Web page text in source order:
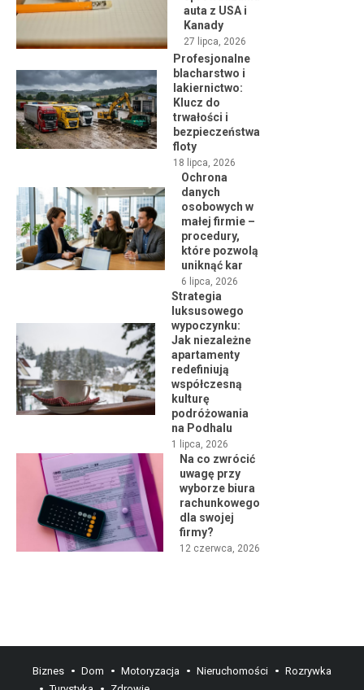
auta z USA i
Kanady
27 lipca, 2026
Profesjonalne
blacharstwo i
lakiernictwo:
Klucz do
trwałości i
bezpieczeństwa
floty
18 lipca, 2026
Ochrona
danych
osobowych w
małej firmie –
procedury,
które pozwolą
uniknąć kar
6 lipca, 2026
Strategia
luksusowego
wypoczynku:
Jak niezależne
apartamenty
redefiniują
współczesną
kulturę
podróżowania
na Podhalu
1 lipca, 2026
Na co zwrócić
uwagę przy
wyborze biura
rachunkowego
dla swojej
firmy?
12 czerwca, 2026
Biznes Dom Motoryzacja Nieruchomości
Rozrywka